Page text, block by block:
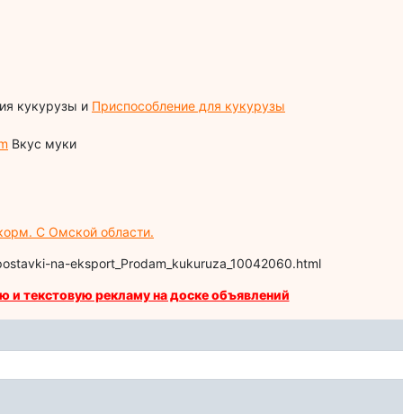
кукурузы и Приспособление для кукурузы
Вкус муки
С Омской области.
na-eksport_Prodam_kukuruza_10042060.html
и текстовую рекламу на доске объявлений